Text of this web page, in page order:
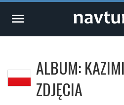
menu
ALBUM:
ZDJĘCIA